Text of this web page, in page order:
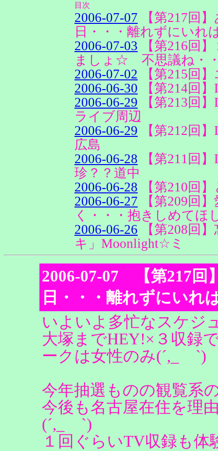
目次
2006-07-07 【第217回
日・・・離れずにいれ
2006-07-03 【第216回
ましょ☆ 不思議ね・
2006-07-02 【第215回
2006-06-30 【第214回
2006-06-29 【第213回
ライブ周辺
2006-06-29 【第212回
広島
2006-06-28 【第211回
珍？？道中
2006-06-28 【第210回
2006-06-27 【第209回
く・・・抱きしめて
2006-06-26 【第208回
キ」Moonlight☆ミ
2006-07-07 【第217回
日・・・離れずにいれ
いよいよ多忙なスケジ
大塚までHEY!×３収録
ークは女性のみ(´,_ゝ`)
今年抽選ものの観覧系
今後も名古屋在住を理
(´,_ゝ`)
１回ぐらいTV収録も